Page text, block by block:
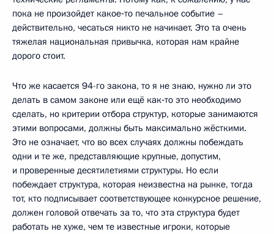
пока не произойдет какое‑то печальное событие –
действительно, чесаться никто не начинает. Это та очень
тяжелая национальная привычка, которая нам крайне
дорого стоит.
Что же касается 94-го закона, то я не знаю, нужно ли это
делать в самом законе или ещё как‑то это необходимо
сделать, но критерии отбора структур, которые занимаются
этими вопросами, должны быть максимально жёсткими.
Это не означает, что во всех случаях должны побеждать
одни и те же, представляющие крупные, допустим,
и проверенные десятилетиями структуры. Но если
побеждает структура, которая неизвестна на рынке, тогда
тот, кто подписывает соответствующее конкурсное решение,
должен головой отвечать за то, что эта структура будет
работать не хуже, чем те известные игроки, которые